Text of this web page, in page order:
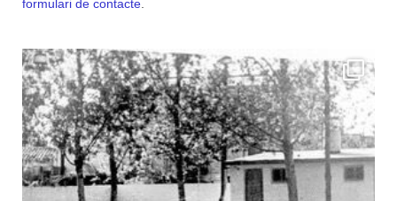
formulari de contacte